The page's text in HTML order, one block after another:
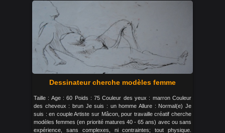
Dessinateur cherche modèles femme
Taille : Age : 60 Poids : 75 Couleur des yeux : marron Couleur
des cheveux : brun Je suis : un homme Allure : Normal(e) Je
suis : en couple Artiste sur Mâcon, pour travaille créatif cherche
modèles femmes (en priorité matures 40 - 65 ans) avec ou sans
expérience, sans complexes, ni contraintes; tout physique.